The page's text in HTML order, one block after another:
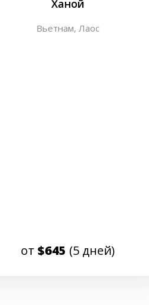
Ханой
Вьетнам, Лаос
от $645 (5 дней)